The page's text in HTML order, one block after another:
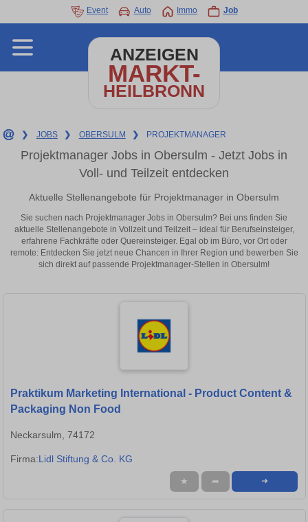
Event Auto Immo Job
ANZEIGEN
MARKT-
HEILBRONN
❯ JOBS ❯ OBERSULM ❯ PROJEKTMANAGER
Projektmanager Jobs in Obersulm - Jetzt Jobs in
Voll- und Teilzeit entdecken
Aktuelle Stellenangebote für Projektmanager in Obersulm
Sie suchen nach Projektmanager Jobs in Obersulm? Bei uns finden Sie
aktuelle Stellenangebote in Vollzeit und Teilzeit – ideal für Berufseinsteiger,
erfahrene Fachkräfte oder Quereinsteiger. Egal ob im Büro, vor Ort oder
remote: Entdecken Sie jetzt neue Chancen in Ihrer Region und bewerben Sie
sich direkt auf passende Projektmanager-Stellen in Obersulm!
Praktikum Marketing International - Product Content &
Packaging Non Food
Neckarsulm, 74172
Firma:Lidl Stiftung & Co. KG
★ ➦ ➜